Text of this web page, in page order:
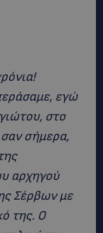
εγώ
στο
σήμερα,
αρχηγού
Σέρβων με
της. Ο